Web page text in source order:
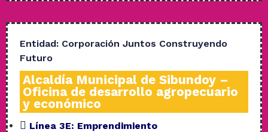
Entidad: Corporación Juntos Construyendo
Futuro
Alcaldía Municipal de Sibundoy –
Oficina de desarrollo agropecuario
y económico
Línea 3E: Emprendimiento